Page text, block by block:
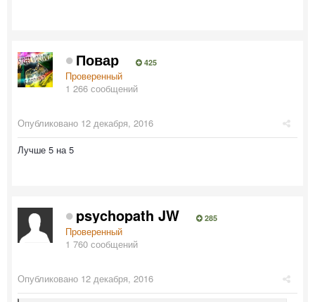
Повар 425
Проверенный
1 266 сообщений
Опубликовано 12 декабря, 2016
Лучше 5 на 5
psychopath JW 285
Проверенный
1 760 сообщений
Опубликовано 12 декабря, 2016